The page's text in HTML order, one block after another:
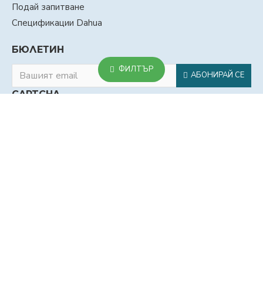
Подай запитване
Спецификации Dahua
БЮЛЕТИН
АБОНИРАЙ СЕ
CAPTCHA
ФИЛТЪР